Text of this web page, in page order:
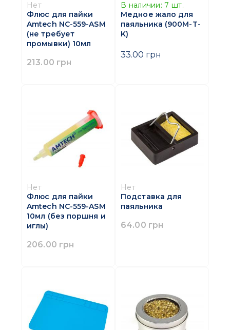
Нет
Флюс для пайки
Amtech NC-559-ASM
(не требует
промывки) 10мл
213.00 грн
В наличии: 7 шт.
Медное жало для
паяльника (900M-T-
K)
33.00 грн
Нет
Флюс для пайки
Amtech NC-559-ASM
10мл (без поршня и
иглы)
206.00 грн
Нет
Подставка для
паяльника
64.00 грн